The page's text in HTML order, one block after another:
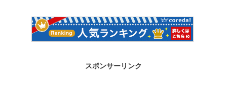
スポンサーリンク